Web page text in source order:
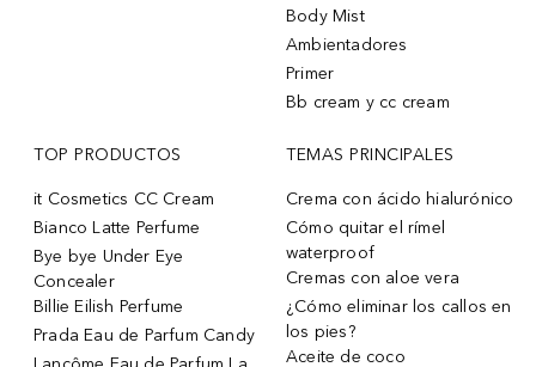
Body Mist
Ambientadores
Primer
Bb cream y cc cream
TOP PRODUCTOS
it Cosmetics CC Cream
Bianco Latte Perfume
Bye bye Under Eye
Concealer
Billie Eilish Perfume
Prada Eau de Parfum Candy
TEMAS PRINCIPALES
Crema con ácido hialurónico
Cómo quitar el rímel
waterproof
Cremas con aloe vera
¿Cómo eliminar los callos en
los pies?
Aceite de coco